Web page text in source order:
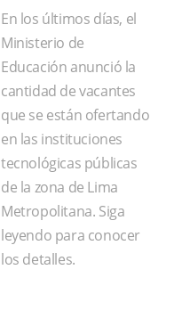
En los últimos días, el
Ministerio de
Educación anunció la
cantidad de vacantes
que se están ofertando
en las instituciones
tecnológicas públicas
de la zona de Lima
Metropolitana. Siga
leyendo para conocer
los detalles.